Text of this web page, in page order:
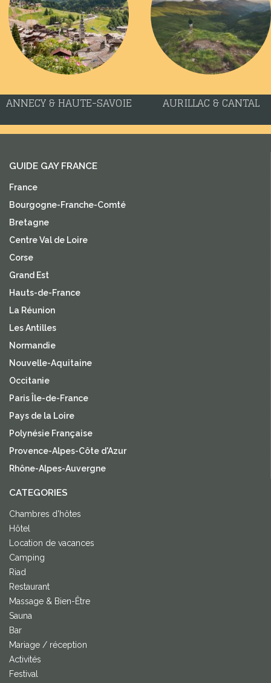
ANNECY & HAUTE-SAVOIE AURILLAC & CANTAL
GUIDE GAY FRANCE
France
Bourgogne-Franche-Comté
Bretagne
Centre Val de Loire
Corse
Grand Est
Hauts-de-France
La Réunion
Les Antilles
Normandie
Nouvelle-Aquitaine
Occitanie
Paris Île-de-France
Pays de la Loire
Polynésie Française
Provence-Alpes-Côte d'Azur
Rhône-Alpes-Auvergne
CATEGORIES
Chambres d'hôtes
Hôtel
Location de vacances
Camping
Riad
Restaurant
Massage & Bien-Être
Sauna
Bar
Mariage / réception
Activités
Festival